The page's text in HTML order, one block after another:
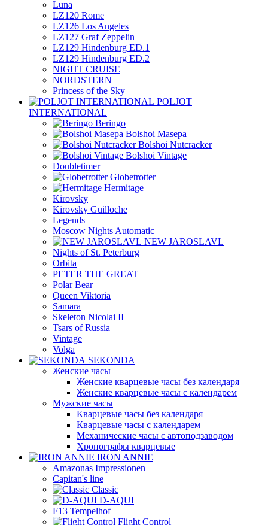
Luna
LZ120 Rome
LZ126 Los Angeles
LZ127 Graf Zeppelin
LZ129 Hindenburg ED.1
LZ129 Hindenburg ED.2
NIGHT CRUISE
NORDSTERN
Princess of the Sky
POLJOT
INTERNATIONAL
Beringo
Bolshoi Masepa
Bolshoi Nutcracker
Bolshoi Vintage
Doubletimer
Globetrotter
Hermitage
Kirovsky
Kirovsky Guilloche
Legends
Moscow Nights Automatic
NEW JAROSLAVL
Nights of St. Peterburg
Orbita
PETER THE GREAT
Polar Bear
Queen Viktoria
Samara
Skeleton Nicolai II
Tsars of Russia
Vintage
Volga
SEKONDA
Женские часы
Женские кварцевые часы без календаря
Женские кварцевые часы с календарем
Мужские часы
Кварцевые часы без календаря
Кварцевые часы с календарем
Механические часы с автоподзаводом
Хронографы кварцевые
IRON ANNIE
Amazonas Impressionen
Capitan's line
Classic
D-AQUI
F13 Tempelhof
Flight Control